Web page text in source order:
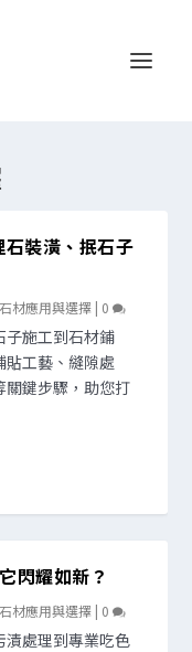
裝潢、抿石子
石材應用與選擇 | 0
子施工到石材鋪
貼工藝、縫隙處
關鍵步驟，助您打
閃耀如新？
石材應用與選擇 | 0
漬處理到專業吃色